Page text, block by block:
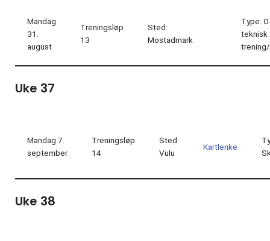
Mandag
31.
august
Treningsløp
13
Sted:
Mostadmark
Type:
teknisk
Uke 37
Mandag 7.
september
Treningsløp
14
Sted:
Vulu
Kartlenke
Uke 38